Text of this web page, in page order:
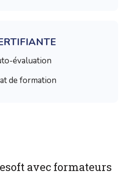
évaluation
de formation
avec formateurs